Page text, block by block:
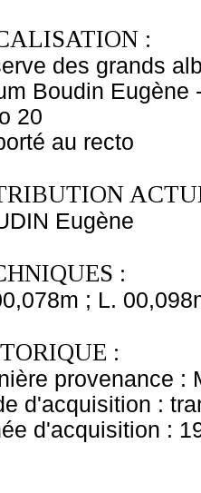
:
des grands
Boudin Eugène
20
au recto
Eugène
:
; L.
:
provenance :
d'acquisition :
d'acquisition :